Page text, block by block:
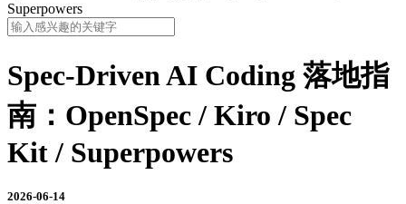
Superpowers
Spec-Driven AI Coding 落地指
南：OpenSpec / Kiro / Spec
Kit / Superpowers
2026-06-14